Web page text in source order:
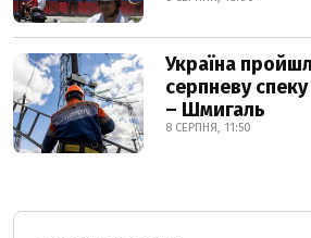
Україна
серпневу
– Шмигаль
8 СЕРПНЯ, 11:50